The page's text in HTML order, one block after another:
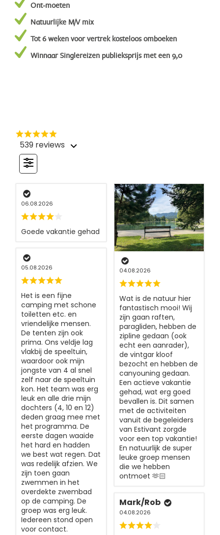
Ont-moeten
Natuurlijke M/V mix
Tot 6 weken voor vertrek kosteloos omboeken
Winnaar Singlereizen publieksprijs met een 9,0
539 reviews
06.08.2026
Goede vakantie gehad
05.08.2026
Het is een fijne
camping met schone
toiletten etc. en
vriendelijke mensen.
De tenten zijn ook
prima. Ons veldje lag
vlakbij de speeltuin,
waardoor ook mijn
jongste van 4 al snel
zelf naar de speeltuin
kon. Het team was erg
leuk en alle drie mijn
dochters (4, 10 en 12)
deden graag mee met
het programma. De
eerste dagen waaide
het hard en hadden
we best wat regen. Dat
was redelijk afzien. We
zijn toen gaan
zwemmen in het
overdekte zwembad
op de camping. De
groep was erg leuk.
Iedereen stond open
voor contact.
04.08.2026
Wat is de natuur hier
fantastisch mooi! Wij
zijn gaan raften,
paragliden, hebben de
zipline gedaan (ook
echt een aanrader),
de vintgar kloof
bezocht en hebben de
canyouning gedaan.
Een actieve vakantie
gehad, wat erg goed
bevallen is. Dit samen
met de activiteiten
vanuit de begeleiders
van Estivant zorgde
voor een top vakantie!
En natuurlijk de super
leuke groep mensen
die we hebben
ontmoet 🫶🏻
Mark/Rob
04.08.2026